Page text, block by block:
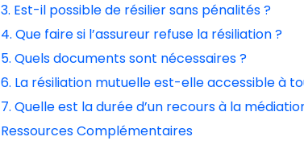
3. Est-il possible de résilier sans pénalités ?
4. Que faire si l’assureur refuse la résiliation ?
5. Quels documents sont nécessaires ?
6. La résiliation mutuelle est-elle accessible à
7. Quelle est la durée d’un recours à la
Ressources Complémentaires